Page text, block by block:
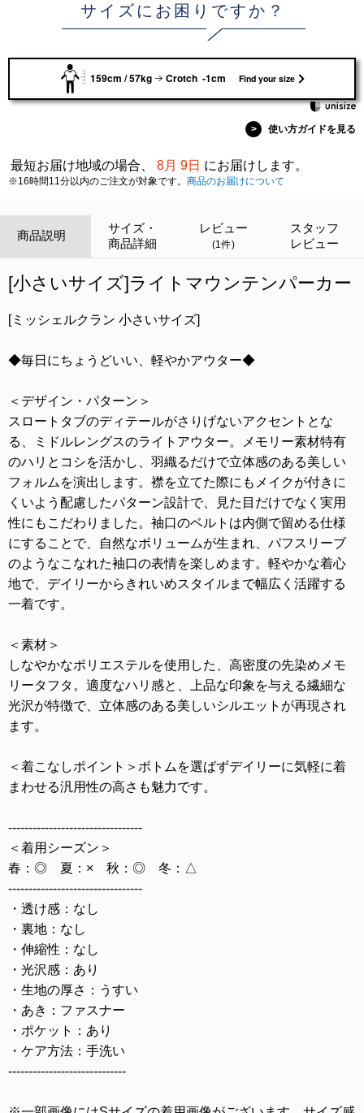
サイズにお困りですか？
159cm / 57kg Crotch -1cm Find your size
> 使い方ガイドを見る
最短お届け地域の場合、 8月 9日 にお届けします。
※16時間11分以内のご注文が対象です。 商品のお届けについて
商品説明
サイズ・
商品詳細
レビュー
(1件)
スタッフ
レビュー
[小さいサイズ]ライトマウンテンパーカー
[ミッシェルクラン 小さいサイズ]
◆毎日にちょうどいい、軽やかアウター◆
＜デザイン・パターン＞
スロートタブのディテールがさりげないアクセントとな
る、ミドルレングスのライトアウター。メモリー素材特有
のハリとコシを活かし、羽織るだけで立体感のある美しい
フォルムを演出します。襟を立てた際にもメイクが付きに
くいよう配慮したパターン設計で、見た目だけでなく実用
性にもこだわりました。袖口のベルトは内側で留める仕様
にすることで、自然なボリュームが生まれ、パフスリーブ
のようなこなれた袖口の表情を楽しめます。軽やかな着心
地で、デイリーからきれいめスタイルまで幅広く活躍する
一着です。
＜素材＞
しなやかなポリエステルを使用した、高密度の先染めメモ
リータフタ。適度なハリ感と、上品な印象を与える繊細な
光沢が特徴で、立体感のある美しいシルエットが再現され
ます。
＜着こなしポイント＞ボトムを選ばずデイリーに気軽に着
まわせる汎用性の高さも魅力です。
---------------------------------
＜着用シーズン＞
春：◎ 夏：× 秋：◎ 冬：△
---------------------------------
・透け感：なし
・裏地：なし
・伸縮性：なし
・光沢感：あり
・生地の厚さ：うすい
・あき：ファスナー
・ポケット：あり
・ケア方法：手洗い
-----------------------------